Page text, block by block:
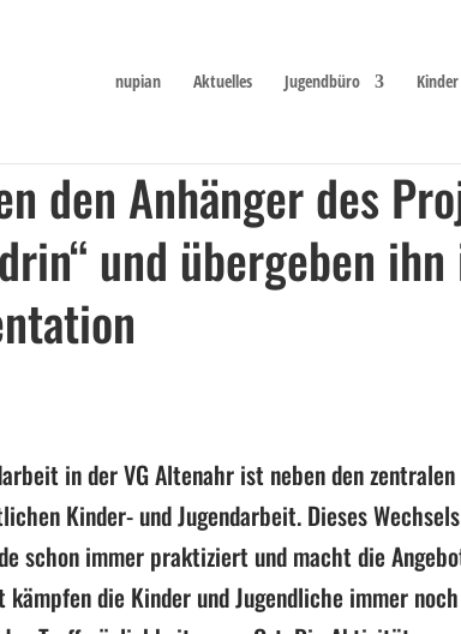
nupian Aktuelles Jugendbüro
den Anhänger des
und übergeben
in der VGAltenahr ist neben den
Kinder- und Jugendarbeit. Dieses
schon immer praktiziert und macht die
kämpfen die Kinder und Jugendliche immer noch